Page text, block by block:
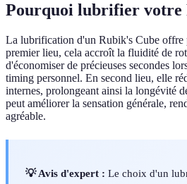
Pourquoi lubrifier votre
La lubrification d'un Rubik's Cube offre
premier lieu, cela accroît la fluidité de
d'économiser de précieuses secondes
timing personnel. En second lieu, elle
internes, prolongeant ainsi la longévité
peut améliorer la sensation générale,
agréable.
💡 Avis d'expert : Le choix d'un